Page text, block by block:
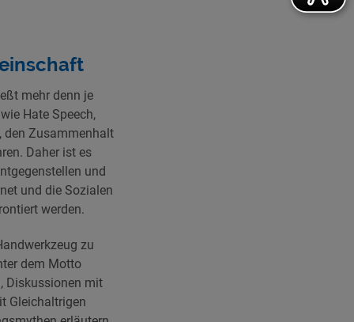
mehr denn je
Hate Speech,
den Zusammenhalt
Daher ist es
und
und die Sozialen
werden.
zu
dem Motto
Diskussionen mit
Gleichaltrigen